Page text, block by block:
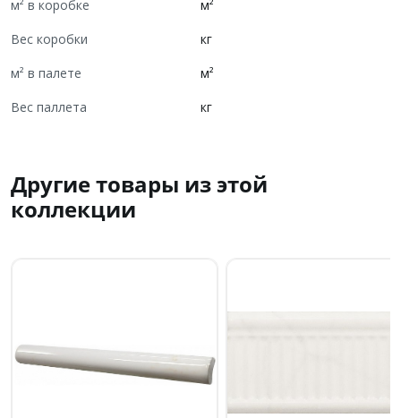
м² в коробке
м²
Вес коробки
кг
м² в палете
м²
Вес паллета
кг
Другие товары из этой
коллекции